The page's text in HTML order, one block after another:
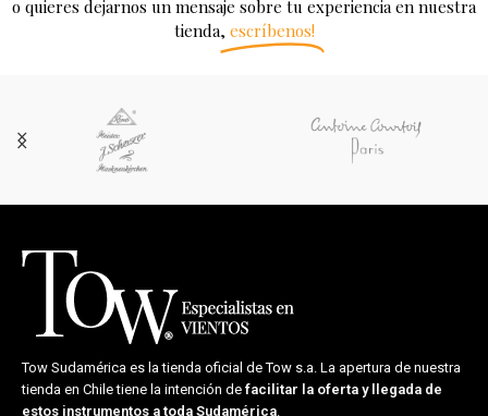
o quieres dejarnos un mensaje sobre tu experiencia en nuestra
tienda, escríbenos!
Tow Sudamérica es la tienda oficial deTow s.a. La apertura de nuestra
tienda en Chile tiene la intención de facilitar la oferta y llegada de
estos instrumentos a toda Sudamérica.